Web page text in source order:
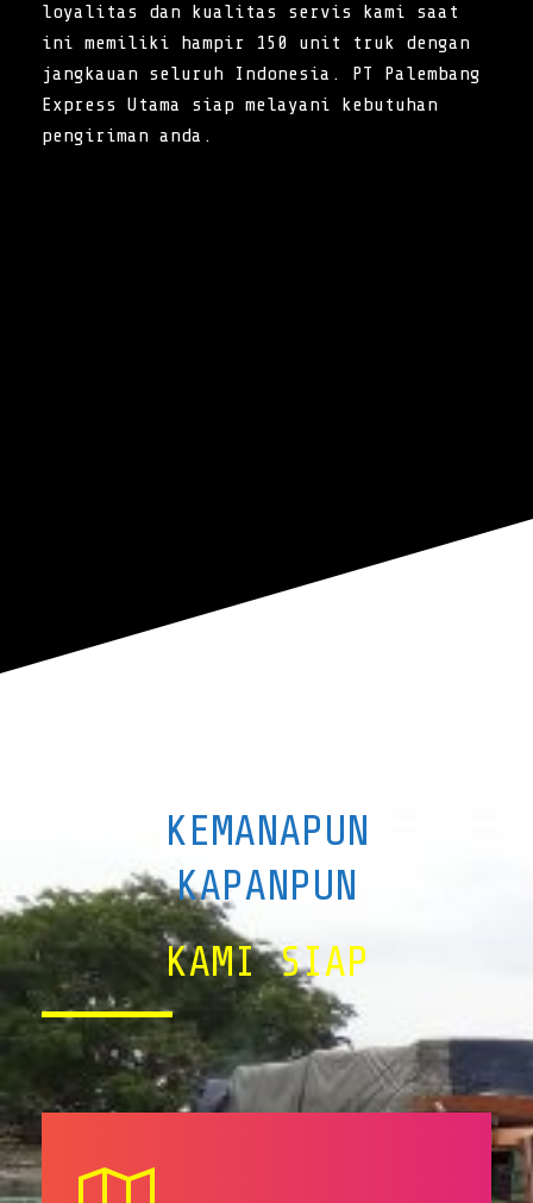
loyalitas dan kualitas servis kami saat
ini memiliki hampir 150 unit truk dengan
jangkauan seluruh Indonesia. PT Palembang
Express Utama siap melayani kebutuhan
pengiriman anda.
KEMANAPUN
KAPANPUN
KAMI SIAP